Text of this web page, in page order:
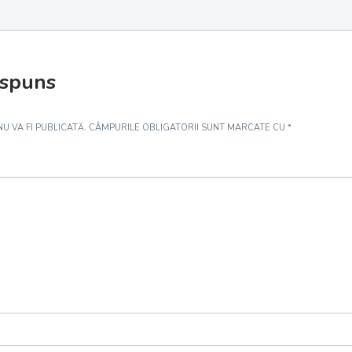
VA FI PUBLICATĂ. CÂMPURILE OBLIGATORII SUNT MARCATE CU *